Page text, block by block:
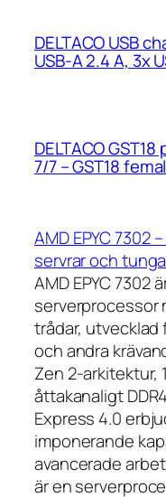
DELTACO USB
USB-A 2.4 A, 3x
DELTACO
7/7 – GST18
AMD EPYC 7302
servrar och
AMD EPYC 7302
serverprocessor
trådar, utvecklad
och andra
Zen 2-arkitektur,
åttakanaligt
Express 4.0
imponerande
avancerade
är en